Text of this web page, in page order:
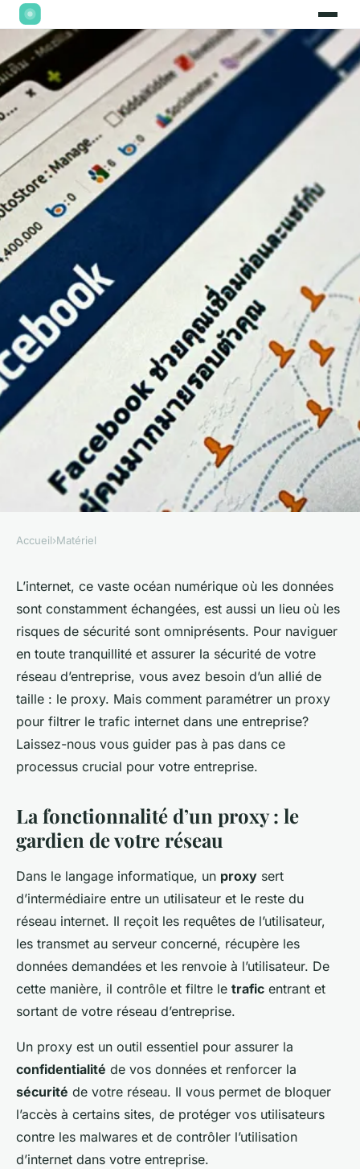
Comment paramétrer un
proxy pour filtrer le trafic
internet dans une entreprise?
Lucie•17 septembre 2024•6 min de lecture
Accueil›Matériel
L’internet, ce vaste océan numérique où les données
sont constamment échangées, est aussi un lieu où les
risques de sécurité sont omniprésents. Pour naviguer
en toute tranquillité et assurer la sécurité de votre
réseau d’entreprise, vous avez besoin d’un allié de
taille : le proxy. Mais comment paramétrer un proxy
pour filtrer le trafic internet dans une entreprise?
Laissez-nous vous guider pas à pas dans ce
processus crucial pour votre entreprise.
La fonctionnalité d’un proxy : le
gardien de votre réseau
Dans le langage informatique, un proxy sert
d’intermédiaire entre un utilisateur et le reste du
réseau internet. Il reçoit les requêtes de l’utilisateur,
les transmet au serveur concerné, récupère les
données demandées et les renvoie à l’utilisateur. De
cette manière, il contrôle et filtre le trafic entrant et
sortant de votre réseau d’entreprise.
Un proxy est un outil essentiel pour assurer la
confidentialité de vos données et renforcer la
sécurité de votre réseau. Il vous permet de bloquer
l’accès à certains sites, de protéger vos utilisateurs
contre les malwares et de contrôler l’utilisation
d’internet dans votre entreprise.